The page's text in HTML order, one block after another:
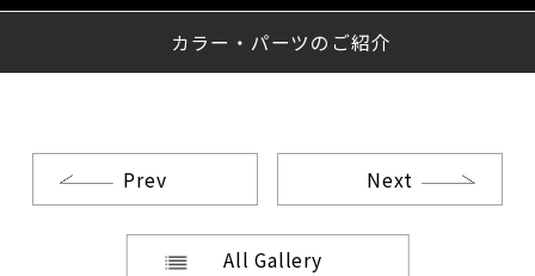
カラー・パーツのご紹介
Prev
All Gallery
Next